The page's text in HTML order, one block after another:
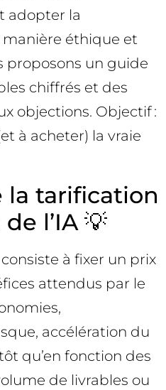
adopter la
éthique et
proposons un guide
chiffrés et des
objections. Objectif :
à acheter) la vraie
la tarification
l’IA 💡
à fixer un prix
attendus par le
accélération du
qu’en fonction des
de livrables ou